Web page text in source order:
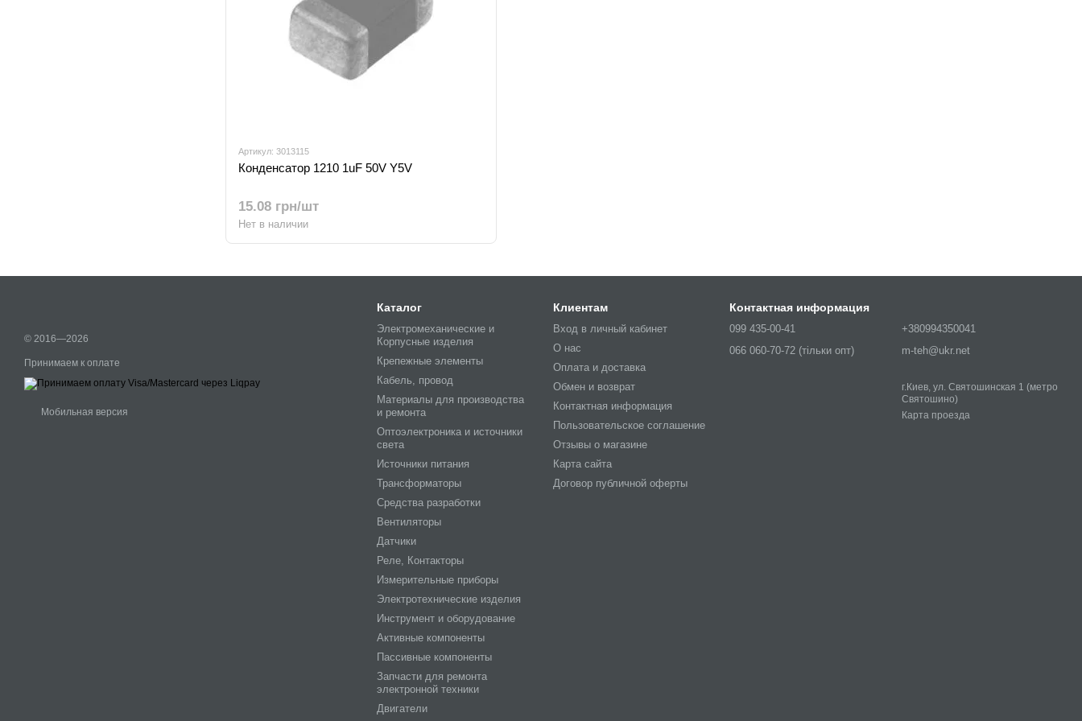
Артикул: 3013115
Конденсатор 1210 1uF 50V Y5V
15.08 грн/шт
Нет в наличии
© 2016—2026
Принимаем к оплате
Мобильная версия
Каталог
Электромеханические и
Корпусные изделия
Крепежные элементы
Кабель, провод
Материалы для производства
и ремонта
Оптоэлектроника и источники
света
Источники питания
Трансформаторы
Средства разработки
Вентиляторы
Датчики
Реле, Контакторы
Измерительные приборы
Электротехнические изделия
Инструмент и оборудование
Активные компоненты
Пассивные компоненты
Запчасти для ремонта
электронной техники
Двигатели
Клиентам
Вход в личный кабинет
О нас
Оплата и доставка
Обмен и возврат
Контактная информация
Пользовательское соглашение
Отзывы о магазине
Карта сайта
Договор публичной оферты
Контактная информация
099 435-00-41
066 060-70-72 (тільки опт)
+380994350041
m-teh@ukr.net
г.Киев, ул. Святошинская 1 (метро
Святошино)
Карта проезда